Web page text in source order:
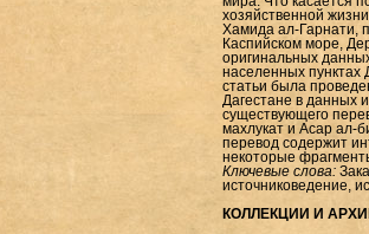
хозяйственной
Хамида ал-Гарнати,
Каспийском море,
оригинальных
населенных пунктах
статьи была
Дагестане в данных
существующего
махлукат и Асар ал-
перевод содержит
некоторые
Ключевые слова:
источниковедение,
КОЛЛЕКЦИИ И